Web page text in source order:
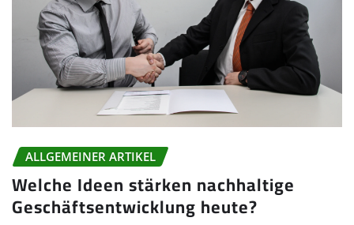
ALLGEMEINER ARTIKEL
Welche Ideen stärken nachhaltige
Geschäftsentwicklung heute?